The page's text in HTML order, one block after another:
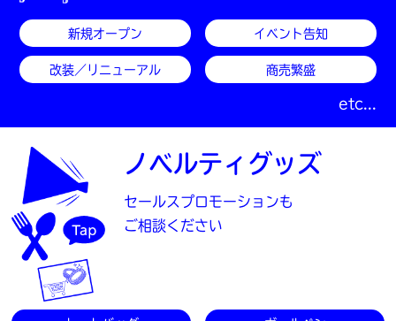
新規オープン イベント告知
改装／リニューアル 商売繁盛
etc...
ノベルティグッズ
セールスプロモーションも
ご相談ください